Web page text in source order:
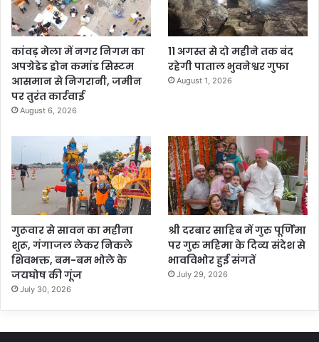
कांवड़ मेला में नगर निगम का
अपग्रेडेड ड्रोन कमांड सिस्टम
आसमान से निगरानी, जमीन
पर तुरंत कार्रवाई
August 6, 2026
11 अगस्त से दो महीने तक बंद
रहेगी पाताल भुवनेश्वर गुफा
August 1, 2026
गुरूवार से सावन का महीना
शुरू, गंगाजल लेकर निकले
शिवभक्त, बम-बम भोले के
जयघोष की गूंज
July 30, 2026
श्री दरबार साहिब में गुरु पूर्णिमा
पर गुरु महिमा के दिव्य संदेश से
भावविभोर हुई संगतें
July 29, 2026